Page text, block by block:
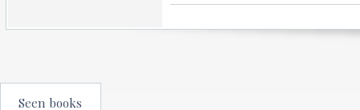
Seen books